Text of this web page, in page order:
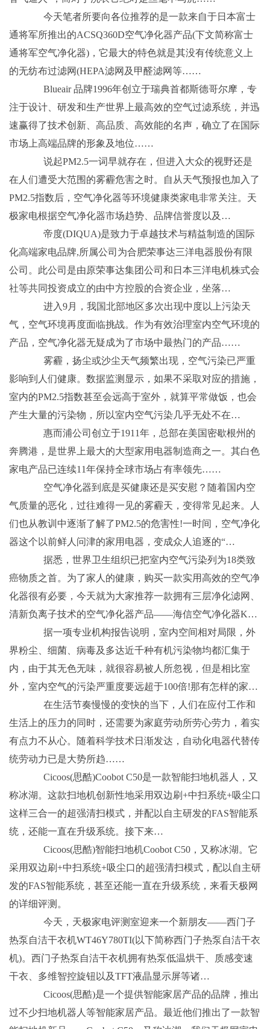
今天笔者所要向各位推荐的是一款来自于日本富士
通将军所推出的ACSQ360D空气净化器产品(下文简称富士
通将军空气净化器)，它最大的特色就是其没有传统意义上
的无纺布过滤网(HEPA滤网及甲醛滤网等……
Blueair 品牌1996年创立于瑞典首都斯德哥尔摩，专
注于设计、研发和生产世界上最高效的空气过滤系统，并迅
速赢得了技术创新、高品质、高效能的名声，确立了在国际
市场上高端品牌的形象及地位……
说起PM2.5一词早就存在，但进入大众的视野还是
在人们遭受大范围的雾霾危害之时。自从天气预报也加入了
PM2.5指数后，空气净化器等环境健康类家电非常关注。天
极家电根据空气净化器市场趋势、品牌信誉度以及…
帝度(DIQUA)是致力于卓越技术与精益制造的国际
化高端家电品牌,所属公司为合肥荣事达三洋电器股份有限
公司。此公司是由原荣事达集团公司和日本三洋电机株式会
社等共同投资成立的由中方控股的合资企业，坐落…
进入9月，我国北部地区多次出现中度以上污染天
气，空气环境再度面临挑战。作为有效治理室内空气环境的
产品，空气净化器无疑成为了市场中最热门的产品……
雾霾，扬尘或沙尘天气频繁出现，空气污染已严重
影响到人们健康。数据监测显示，如果不采取对应的措施，
室内的PM2.5指数甚至会远高于室外，就算平常做饭，也会
产生大量的污染物，所以室内空气污染几乎无处不在…
惠而浦公司创立于1911年，总部在美国密歇根州的
奔腾港，是世界上最大的大型家用电器制造商之一。其白色
家电产品已连续11年保持全球市场占有率领先……
空气净化器到底是买健康还是买安慰？随着国内空
气质量的恶化，过往难得一见的雾霾天，变得常见起来。人
们也从教训中逐渐了解了PM2.5的危害性!一时间，空气净化
器这个以前鲜人问津的家用电器，变成众人追逐的“…
据悉，世界卫生组织已把室内空气污染列为18类致
癌物质之首。为了家人的健康，购买一款实用高效的空气净
化器很有必要，今天就为大家推荐一款拥有三层净化滤网、
清新负离子技术的空气净化器产品——海信空气净化器K…
据一项专业机构报告说明，室内空间相对局限，外
界粉尘、细菌、病毒及多达近千种有机污染物均都汇集于
内，由于其无色无味，就很容易被人所忽视，但是相比室
外，室内空气的污染严重度要远超于100倍!那有怎样的家…
在生活节奏慢慢的变快的当下，人们在应付工作和
生活上的压力的同时，还需要为家庭劳动所劳心劳力，着实
有点力不从心。随着科学技术日渐发达，自动化电器代替传
统劳动力已是大势所趋……
Cicoos(思酷)Coobot C50是一款智能扫地机器人，又
称冰湖。这款扫地机创新性地采用双边刷+中扫系统+吸尘口
这样三合一的超强清扫模式，并配以自主研发的FAS智能系
统，还能一直在升级系统。接下来…
Cicoos(思酷)智能扫地机Coobot C50，又称冰湖。它
采用双边刷+中扫系统+吸尘口的超强清扫模式，配以自主研
发的FAS智能系统，甚至还能一直在升级系统，来看天极网
的详细评测。
今天，天极家电评测室迎来一个新朋友——西门子
热泵自洁干衣机WT46Y780TI(以下简称西门子热泵自洁干衣
机)。西门子热泵自洁干衣机拥有热泵低温烘干、质感变速
干衣、多维智控旋钮以及TFT液晶显示屏等诸…
Cicoos(思酷)是一个提供智能家居产品的品牌，推出
过不少扫地机器人等智能家居产品。最近他们推出了一款智